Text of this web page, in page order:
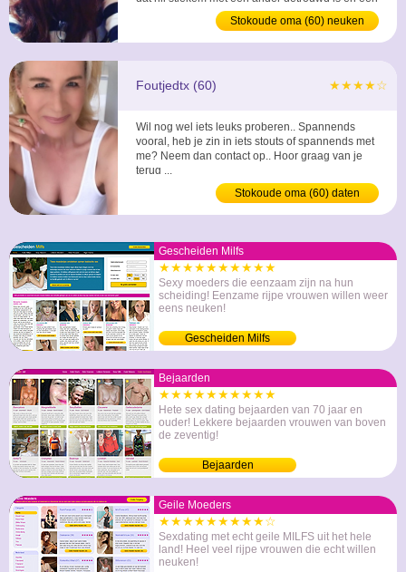
dubbelleven heeft. Hoe kom ik hier uit? ...
Stokoude oma (60) neuken
★★★★☆
Foutjedtx (60)
Wil nog wel iets leuks proberen.. Spannends
vooral, heb je zin in iets stouts of spannends met
me? Neem dan contact op.. Hoor graag van je
terug ...
Stokoude oma (60) daten
Gescheiden Milfs
★★★★★★★★★★
Sexy moeders die eenzaam zijn na hun
scheiding! Eenzame rijpe vrouwen willen weer
eens neuken!
Gescheiden Milfs
Bejaarden
★★★★★★★★★★
Hete sex dating bejaarden van 70 jaar en
ouder! Lekkere bejaarden vrouwen van boven
de zeventig!
Bejaarden
Geile Moeders
★★★★★★★★★☆
Sexdating met echt geile MILFS uit het hele
land! Heel veel rijpe vrouwen die echt willen
neuken!